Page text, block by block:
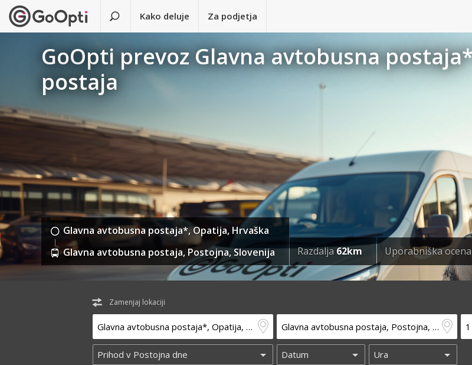
Kako deluje Za podjetja
GoOpti prevoz Glavna avtobusna
postaja
Glavna avtobusna postaja*, Opatija, Hrvaška
Glavna avtobusna postaja, Postojna, Slovenija
Razdalja62km Uporabniška ocena
Zamenjaj lokaciji